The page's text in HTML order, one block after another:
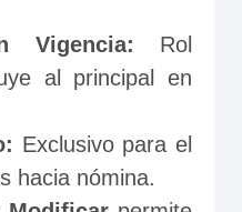
Vigencia: Rol
al principal en
Exclusivo para el
hacia nómina.